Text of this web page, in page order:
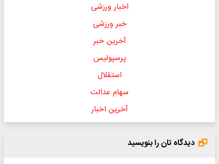
اخبار ورزشی
خبر ورزشی
آخرین خبر
پرسپولیس
استقلال
سهام عدالت
آخرین اخبار
دیدگاه تان را بنویسید